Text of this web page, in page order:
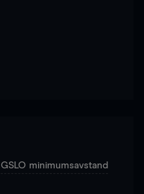
GSLO minimumsavstand